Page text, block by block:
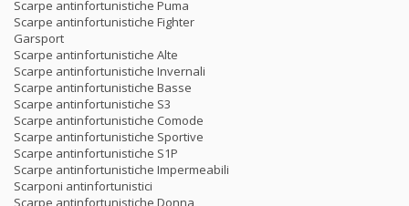
Scarpe antinfortunistiche Puma
Scarpe antinfortunistiche Fighter
Garsport
Scarpe antinfortunistiche Alte
Scarpe antinfortunistiche Invernali
Scarpe antinfortunistiche Basse
Scarpe antinfortunistiche S3
Scarpe antinfortunistiche Comode
Scarpe antinfortunistiche Sportive
Scarpe antinfortunistiche S1P
Scarpe antinfortunistiche Impermeabili
Scarponi antinfortunistici